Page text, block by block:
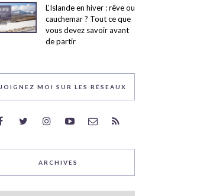
L’Islande en hiver : rêve ou
cauchemar ? Tout ce que
vous devez savoir avant
de partir
MOI SUR LES RÉSEAUX
ARCHIVES